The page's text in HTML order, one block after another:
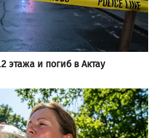
этажа и погиб в Актау